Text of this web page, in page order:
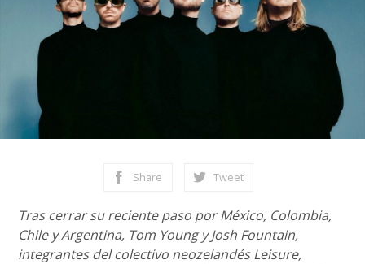
Share Tweet
Tras cerrar su reciente paso por México, Colombia,
Chile y Argentina, Tom Young y Josh Fountain,
integrantes del colectivo neozelandés Leisure,